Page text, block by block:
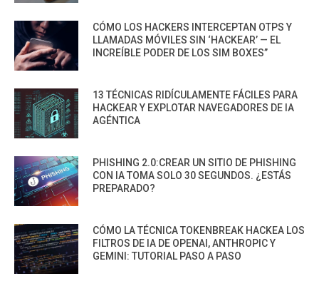
CÓMO LOS HACKERS INTERCEPTAN OTPS Y
LLAMADAS MÓVILES SIN ‘HACKEAR’ — EL
INCREÍBLE PODER DE LOS SIM BOXES”
13 TÉCNICAS RIDÍCULAMENTE FÁCILES PARA
HACKEAR Y EXPLOTAR NAVEGADORES DE IA
AGÉNTICA
PHISHING 2.0:CREAR UN SITIO DE PHISHING
CON IA TOMA SOLO 30 SEGUNDOS. ¿ESTÁS
PREPARADO?
CÓMO LA TÉCNICA TOKENBREAK HACKEA LOS
FILTROS DE IA DE OPENAI, ANTHROPIC Y
GEMINI: TUTORIAL PASO A PASO